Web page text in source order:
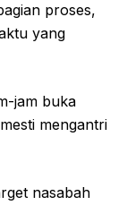
proses,
yang
jam buka
mengantri
nasabah